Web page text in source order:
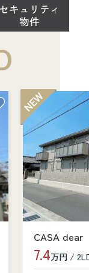
セキュリティ
物件
CASA dear
7.4万円 /